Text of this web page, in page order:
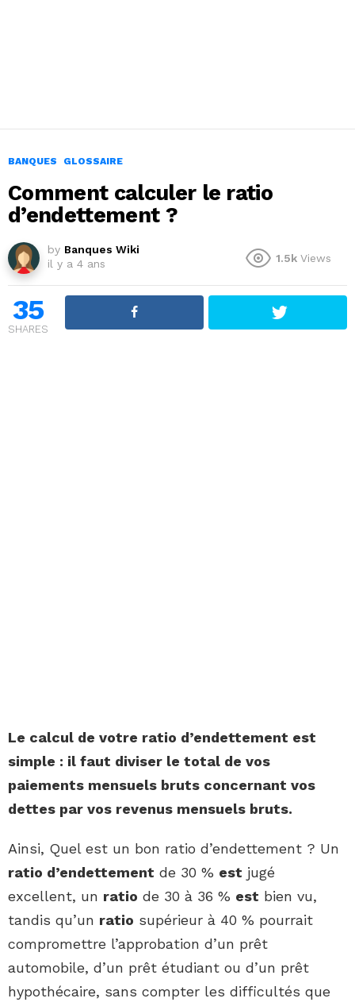
BANQUES GLOSSAIRE
Comment calculer le ratio
d’endettement ?
by Banques Wiki
il y a 4 ans
1.5k Views
35
SHARES
Le calcul de votre ratio d’endettement est
simple : il faut diviser le total de vos
paiements mensuels bruts concernant vos
dettes par vos revenus mensuels bruts.
Ainsi, Quel est un bon ratio d’endettement ? Un
ratio d’endettement de 30 % est jugé
excellent, un ratio de 30 à 36 % est bien vu,
tandis qu’un ratio supérieur à 40 % pourrait
compromettre l’approbation d’un prêt
automobile, d’un prêt étudiant ou d’un prêt
hypothécaire, sans compter les difficultés que